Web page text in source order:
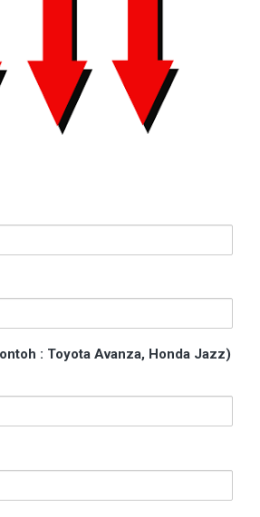
: Toyota Avanza, Honda Jazz)